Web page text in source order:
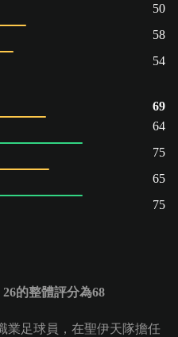
50
58
54
69
64
75
65
75
的整體評分為68
業足球員，在聖伊天隊擔任